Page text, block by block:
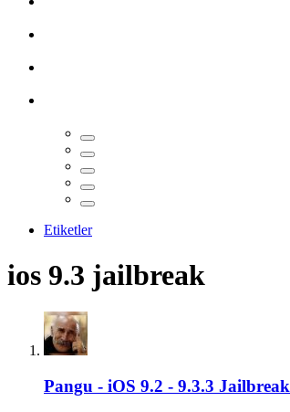
Etiketler
ios 9.3 jailbreak
Pangu - iOS 9.2 - 9.3.3 Jailbreak